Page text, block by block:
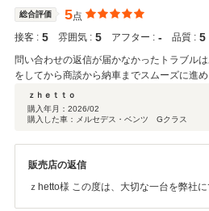
総合評価 5点
接客 : 5 雰囲気 : 5 アフター : ‐ 品質 : 5
問い合わせの返信が届かなかったトラブル
をしてから商談から納車までスムーズに進め
ｚｈｅｔｔｏ
購入年月： 2026/02
購入した車：メルセデス・ベンツ Gクラス
販売店の返信
ｚhetto様 この度は、大切な一台を弊社